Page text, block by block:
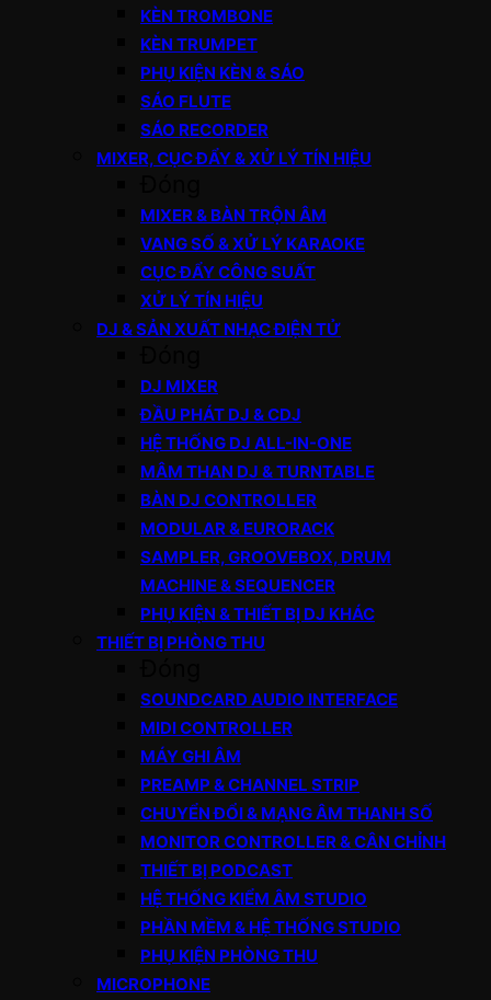
KÈN TROMBONE
KÈN TRUMPET
PHỤ KIỆN KÈN & SÁO
SÁO FLUTE
SÁO RECORDER
MIXER, CỤC ĐẨY & XỬ LÝ TÍN HIỆU
MIXER & BÀN TRỘN ÂM
VANG SỐ & XỬ LÝ KARAOKE
CỤC ĐẨY CÔNG SUẤT
XỬ LÝ TÍN HIỆU
DJ & SẢN XUẤT NHẠC ĐIỆN TỬ
DJ MIXER
ĐẦU PHÁT DJ & CDJ
HỆ THỐNG DJ ALL-IN-ONE
MÂM THAN DJ & TURNTABLE
BÀN DJ CONTROLLER
MODULAR & EURORACK
SAMPLER, GROOVEBOX, DRUM
MACHINE & SEQUENCER
PHỤ KIỆN & THIẾT BỊ DJ KHÁC
THIẾT BỊ PHÒNG THU
SOUNDCARD AUDIO INTERFACE
MIDI CONTROLLER
MÁY GHI ÂM
PREAMP & CHANNEL STRIP
CHUYỂN ĐỔI & MẠNG ÂM THANH SỐ
MONITOR CONTROLLER & CÂN CHỈNH
THIẾT BỊ PODCAST
HỆ THỐNG KIỂM ÂM STUDIO
PHẦN MỀM & HỆ THỐNG STUDIO
PHỤ KIỆN PHÒNG THU
MICROPHONE